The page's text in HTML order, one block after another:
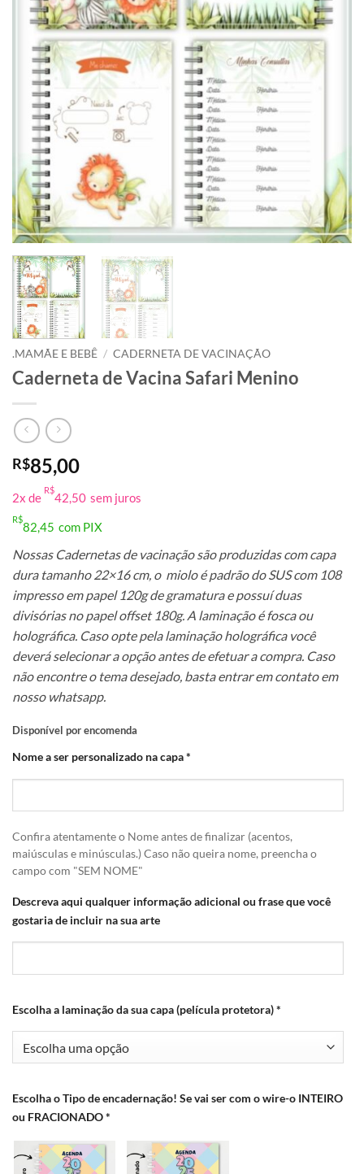
.MAMÃE E BEBÊ / CADERNETA DE VACINAÇÃO
Caderneta de Vacina Safari Menino
R$85,00
2x de
R$
42,50 sem juros
R$
82,45 com PIX
Nossas Cadernetas de vacinação são produzidas com capa
dura tamanho 22×16 cm, o miolo é padrão do SUS com 108
impresso em papel 120g de gramatura e possuí duas
divisórias no papel offset 180g. A laminação é fosca ou
holográfica. Caso opte pela laminação holográfica você
deverá selecionar a opção antes de efetuar a compra. Caso
não encontre o tema desejado, basta entrar em contato em
nosso whatsapp.
Disponível por encomenda
Nome a ser personalizado na capa*
Confira atentamente o Nome antes de finalizar (acentos,
maiúsculas e minúsculas.) Caso não queira nome, preencha o
campo com "SEM NOME"
Descreva aqui qualquer informação adicional ou frase que você
gostaria de incluir na sua arte
Escolha a laminação da sua capa (película protetora)*
Escolha o Tipo de encadernação! Se vai ser com o wire-o INTEIRO
ou FRACIONADO*